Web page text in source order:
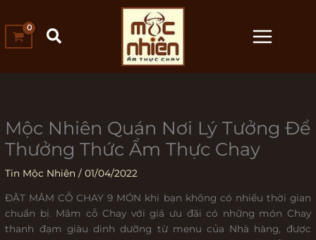
tới
Mộc Nhiên Quán Nơi Lý Tưởng Để
Thưởng Thức Ẩm Thực Chay
Tin Mộc Nhiên /01/04/2022
ĐẶT MÂM CỖ CHAY 9 MÓN khi bạn không có nhiều thời gian
chuẩn bị. Mâm cỗ Chay với giá ưu đãi có những món Chay
thanh đạm giàu dinh dưỡng từ menu của Nhà hàng, được